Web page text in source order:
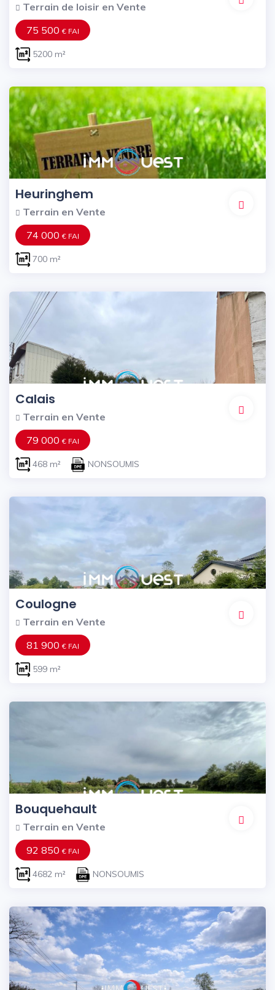
Terrain de loisir en Vente
75 500€ FAI
5200 m²
Heuringhem
Terrain en Vente
74 000€ FAI
700 m²
Calais
Terrain en Vente
79 000€ FAI
468 m² NONSOUMIS
Coulogne
Terrain en Vente
81 900€ FAI
599 m²
Bouquehault
Terrain en Vente
92 850€ FAI
4682 m² NONSOUMIS